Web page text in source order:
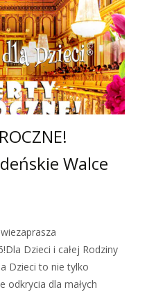
Walce
Dzieci i całej Rodziny
Dzieci to nie tylko
dla małych